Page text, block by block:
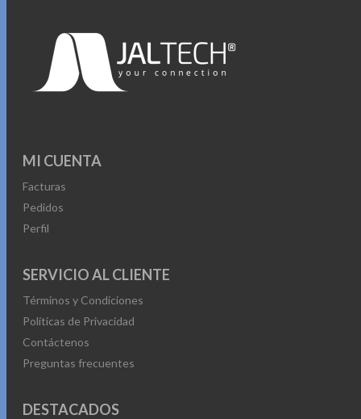
MI CUENTA
Facturas
Pedidos
Perfil
SERVICIO AL CLIENTE
Términos y Condiciones
Políticas de Privacidad
Contáctenos
Preguntas frecuentes
DESTACADOS